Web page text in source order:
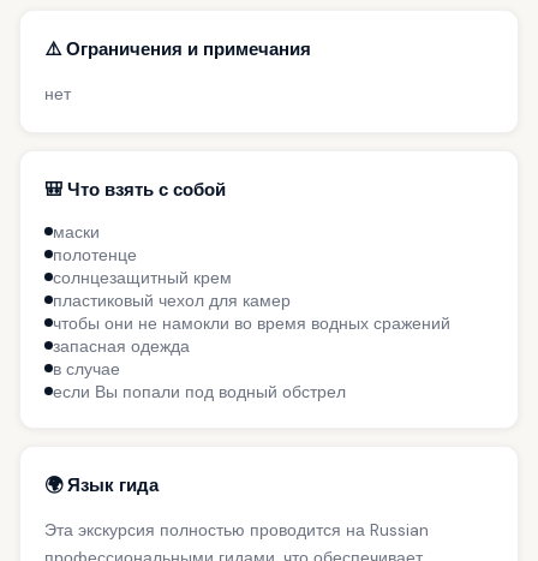
⚠️ Ограничения и примечания
нет
🎒 Что взять с собой
маски
полотенце
солнцезащитный крем
пластиковый чехол для камер
чтобы они не намокли во время водных сражений
запасная одежда
в случае
если Вы попали под водный обстрел
🌍 Язык гида
Эта экскурсия полностью проводится на Russian